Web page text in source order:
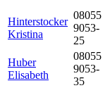
Hinterstocker
Kristina
08055
9053-
25
Huber
Elisabeth
08055
9053-
35